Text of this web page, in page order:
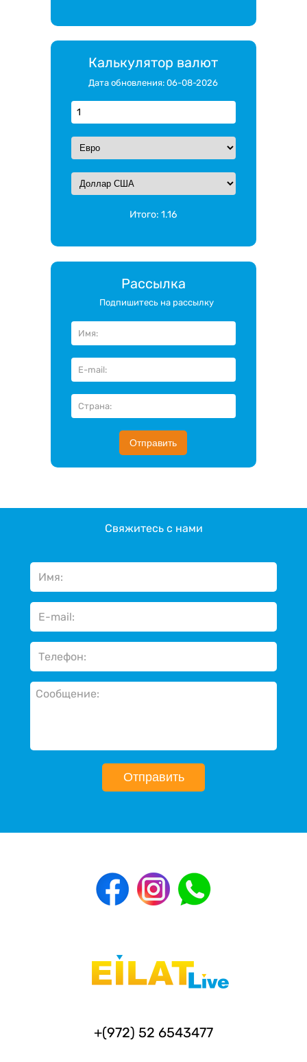
Калькулятор валют
Дата обновления: 06-08-2026
Итого:1.16
Рассылка
Подпишитесь на рассылку
Отправить
Свяжитесь с нами
Отправить
+(972) 52 6543477